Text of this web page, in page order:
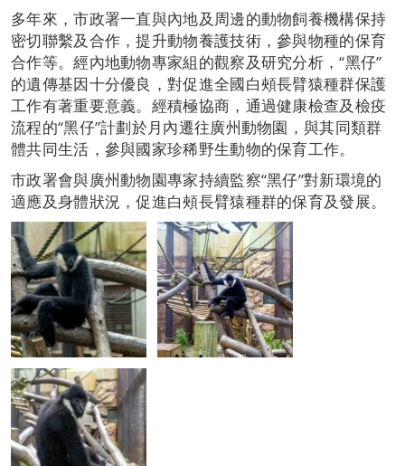
多年來，市政署一直與內地及周邊的動物飼養機構保持
密切聯繫及合作，提升動物養護技術，參與物種的保育
合作等。經內地動物專家組的觀察及研究分析，“黑仔”
的遺傳基因十分優良，對促進全國白頰長臂猿種群保護
工作有著重要意義。經積極協商，通過健康檢查及檢疫
流程的“黑仔”計劃於月內遷往廣州動物園，與其同類群
體共同生活，參與國家珍稀野生動物的保育工作。
市政署會與廣州動物園專家持續監察“黑仔”對新環境的
適應及身體狀況，促進白頰長臂猿種群的保育及發展。